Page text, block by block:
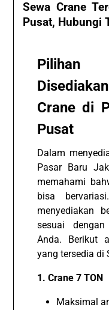
Sewa Crane
Pusat, Hubungi
Crane di
Pusat
Dalam
Pasar Baru
memahami
bisa
menyediakan
sesuai
Anda. Berikut
yang tersedia di
1. Crane 7 TON
Maksimal